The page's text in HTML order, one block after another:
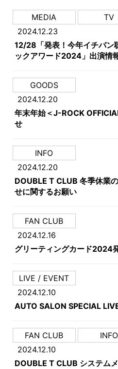
MEDIA
TV
2024.12.23
12/28「発表！今年イチバン
ックアワード2024」出演情
GOODS
2024.12.20
年末年始＜J-ROCK
せ
INFO
2024.12.20
DOUBLE T CLUB 冬季休業
せに関するお願い
FAN CLUB
2024.12.16
グリーティングカード2024
LIVE / EVENT
2024.12.10
AUTO SALON SPECIAL
FAN CLUB
INFO
2024.12.10
DOUBLE T CLUB システム